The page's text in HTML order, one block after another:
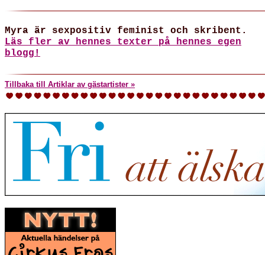
Myra är sexpositiv feminist och skribent.
Läs fler av hennes texter på hennes egen
blogg!
Tillbaka till Artiklar av gästartister »